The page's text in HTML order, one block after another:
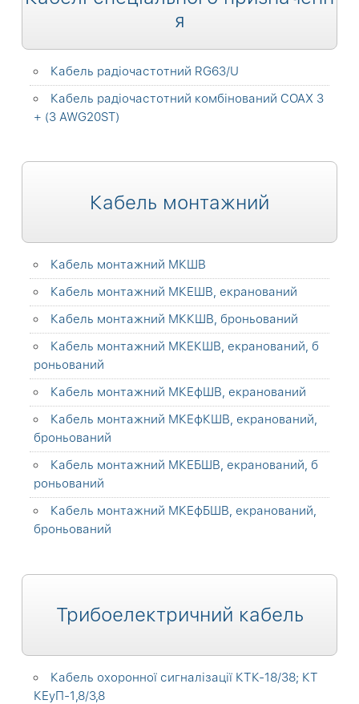
я
Кабель радіочастотний RG63/U
Кабель радіочастотний комбінований COAX 3
+ (3 AWG20ST)
Кабель монтажний
Кабель монтажний МКШВ
Кабель монтажний МКЕШВ, екранований
Кабель монтажний МККШВ, броньований
Кабель монтажний МКЕКШВ, екранований, б
роньований
Кабель монтажний МКЕфШВ, екранований
Кабель монтажний МКЕфКШВ, екранований,
броньований
Кабель монтажний МКЕБШВ, екранований, б
роньований
Кабель монтажний МКЕфБШВ, екранований,
броньований
Трибоелектричний кабель
Кабель охоронної сигналізації КТК-18/38; КТ
КЕуП-1,8/3,8